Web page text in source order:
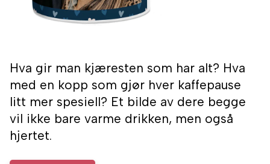
Hva gir man kjæresten som har alt? Hva
med en kopp som gjør hver kaffepause
litt mer spesiell? Et bilde av dere begge
vil ikke bare varme drikken, men også
hjertet.